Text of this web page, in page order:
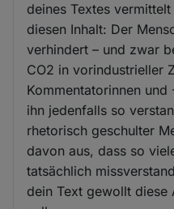
deines Textes
diesen Inhalt: Der
verhindert – und zwar
CO2 in vorindustrieller
Kommentatorinnen
ihn jedenfalls so
rhetorisch geschulter
davon aus, dass so
tatsächlich
dein Text gewollt diese